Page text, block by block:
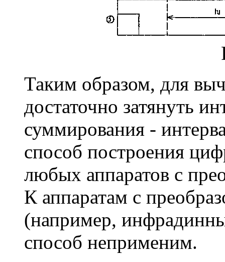
Таким образом, для
достаточно затянуть
суммирования -
способ построения
любых аппаратов с
К аппаратам с
(например,
способ неприменим.